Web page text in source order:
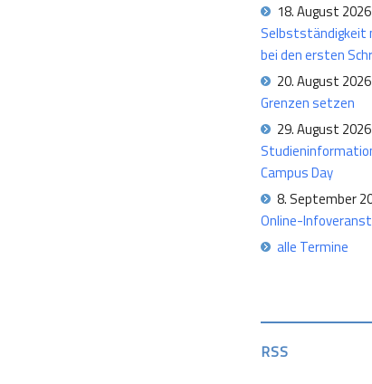
18. August 2026
Selbstständigkeit
bei den ersten
20. August 2026
Grenzen setzen
29. August 2026
Campus Day
8. September
Online-
alle Termine
RSS